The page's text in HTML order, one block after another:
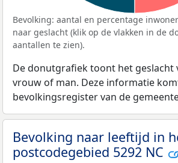
Bevolking: aantal en percentage
naar geslacht (klik op de vlakken in de
aantallen te zien).
De donutgrafiek toont het geslacht
vrouw of man. Deze informatie
bevolkingsregister van de
Bevolking naar leeftijd in
postcodegebied 5292 NC